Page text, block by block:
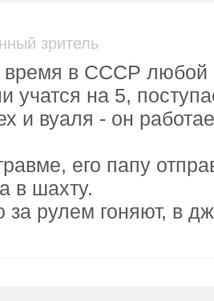
зритель
время в СССР любой
учатся на 5,
и вуаля - он
его папу
в шахту.
за рулем гоняют, в